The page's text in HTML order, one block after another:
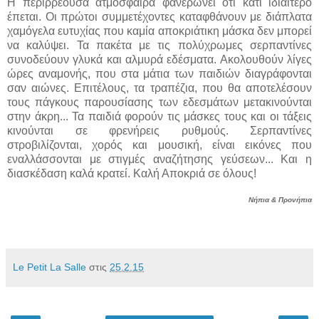
έπεται. Οι πρώτοι συμμετέχοντες καταφθάνουν με διάπλατα
χαμόγελα ευτυχίας που καμία αποκριάτικη μάσκα δεν μπορεί
να καλύψει. Τα πακέτα με τις πολύχρωμες σερπαντίνες
συνοδεύουν γλυκά και αλμυρά εδέσματα. Ακολουθούν λίγες
ώρες αναμονής, που στα μάτια των παιδιών διαγράφονται
σαν αιώνες. Επιτέλους, τα τραπέζια, που θα αποτελέσουν
τους πάγκους παρουσίασης των εδεσμάτων μετακινούνται
στην άκρη... Τα παιδιά φορούν τις μάσκες τους και οι τάξεις
κινούνται σε φρενήρεις ρυθμούς. Σερπαντίνες
στροβιλίζονται, χορός και μουσική, είναι εικόνες που
εναλλάσσονται με στιγμές αναζήτησης γεύσεων... Και η
διασκέδαση καλά κρατεί. Καλή Αποκριά σε όλους!
Νήπια & Προνήπια
Le Petit La Salle στις 25.2.15